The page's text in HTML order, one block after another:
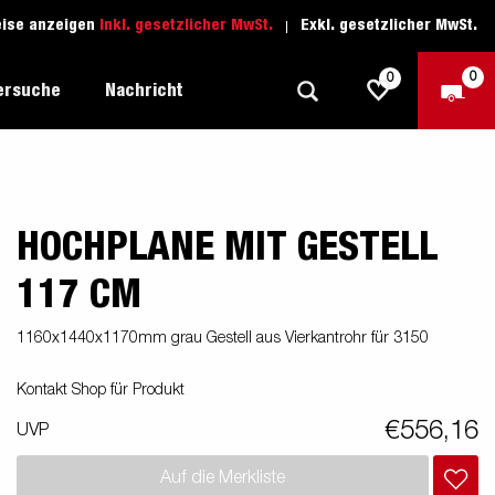
anzeigen Inkl. gesetzlicher MwSt. Exkl. gesetzlicher MwSt.
Freizeit-Anhänger
Boots-Anhänger
Anhänger für Unternehmer
Fahrschule
Ersatzteile
1205 Limited Edition
Nachricht
0 0
HOCHPLANE MIT GESTELL
117 CM
1160x1440x1170mm grau Gestell aus Vierkantrohr für 3150
Kontakt Shop für Produkt
UVP €556,16
Auf die Merkliste